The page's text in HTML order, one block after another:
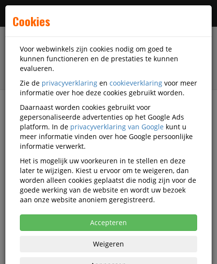
filter
Kantoorartikelen l'Oblique
l'Oblique kantoorartikelen
l'Oblique Hangmappen
Cookies
Voor webwinkels zijn cookies nodig om goed te
kunnen functioneren en de prestaties te kunnen
evalueren.
Zie de privacyverklaring en cookieverklaring voor meer
informatie over hoe deze cookies gebruikt worden.
Daarnaast worden cookies gebruikt voor
gepersonaliseerde advertenties op het Google Ads
platform. In de privacyverklaring van Google kunt u
meer informatie vinden over hoe Google persoonlijke
informatie verwerkt.
Het is mogelijk uw voorkeuren in te stellen en deze
later te wijzigen. Kiest u ervoor om te weigeren, dan
worden alleen cookies geplaatst die nodig zijn voor de
goede werking van de website en wordt uw bezoek
aan onze website anoniem geregistreerd.
Accepteren
Weigeren